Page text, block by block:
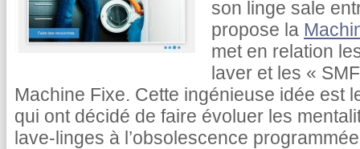
son linge sale
propose la
met en relation
laver et les «
Machine Fixe. Cette ingénieuse idée est
qui ont décidé de faire évoluer les
lave-linges à l’obsolescence